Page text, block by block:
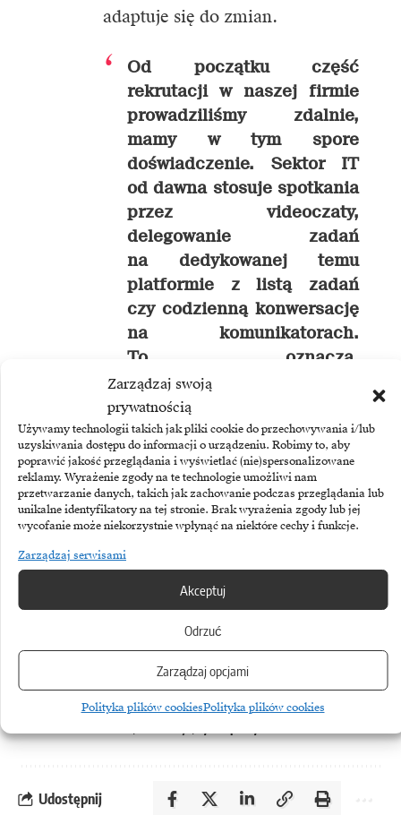
Zarządzaj swoją
prywatnością
Używamy technologii takich jak pliki cookie do przechowywania i/lub
uzyskiwania dostępu do informacji o urządzeniu. Robimy to, aby
poprawić jakość przeglądania i wyświetlać (nie)spersonalizowane
reklamy. Wyrażenie zgody na te technologie umożliwi nam
przetwarzanie danych, takich jak zachowanie podczas przeglądania lub
unikalne identyfikatory na tej stronie. Brak wyrażenia zgody lub jej
wycofanie może niekorzystnie wpłynąć na niektóre cechy i funkcje.
Zarządzaj serwisami
Akceptuj
Odrzuć
Zarządzaj opcjami
Polityka plików cookiesPolityka plików cookies
adaptuje się do zmian.
Od początku część
rekrutacji w naszej firmie
prowadziliśmy zdalnie,
mamy w tym spore
doświadczenie. Sektor IT
od dawna stosuje spotkania
przez videoczaty,
delegowanie zadań
na dedykowanej temu
platformie z listą zadań
czy codzienną konwersację
na komunikatorach.
To oznacza,
że nie ma żadnych
utrudnień, które
uniemożliwiłyby zatrudniać
w ten sposób.
A przetestowane teraz
rozwiązania, mogą stać się
codziennością. –
Kubicka, HR Business
Partner w No Fluff Jobs
TEMATY:Branża ITKomunikacja No Fluff Jobs
Udostępnij